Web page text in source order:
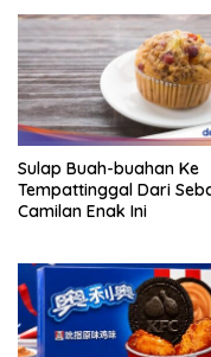
Sulap Buah-buahan Ke
Tempattinggal Dari
Camilan Enak Ini